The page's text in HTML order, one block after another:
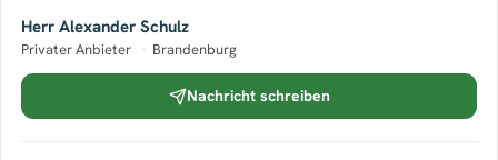
Herr Alexander Schulz
Privater Anbieter · Brandenburg
Nachricht schreiben